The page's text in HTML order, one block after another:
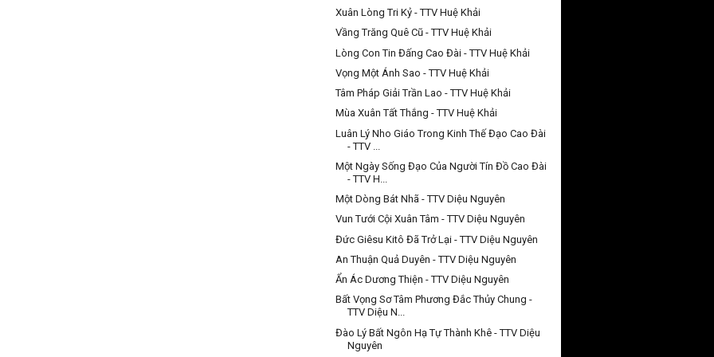
Xuân Lòng Tri Kỷ - TTV Huệ Khải
Vầng Trăng Quê Cũ - TTV Huệ Khải
Lòng Con Tin Đấng Cao Đài - TTV Huệ Khải
Vọng Một Ánh Sao - TTV Huệ Khải
Tâm Pháp Giải Trần Lao - TTV Huệ Khải
Mùa Xuân Tất Thắng - TTV Huệ Khải
Luân Lý Nho Giáo Trong Kinh Thế Đạo Cao Đài
- TTV ...
Một Ngày Sống Đạo Của Người Tín Đồ Cao Đài
- TTV H...
Một Dòng Bát Nhã - TTV Diệu Nguyên
Vun Tưới Cội Xuân Tâm - TTV Diệu Nguyên
Đức Giêsu Kitô Đã Trở Lại - TTV Diệu Nguyên
An Thuận Quả Duyên - TTV Diệu Nguyên
Ẩn Ác Dương Thiện - TTV Diệu Nguyên
Bất Vọng Sơ Tâm Phương Đắc Thủy Chung -
TTV Diệu N...
Đào Lý Bất Ngôn Hạ Tự Thành Khê - TTV Diệu
Nguyên